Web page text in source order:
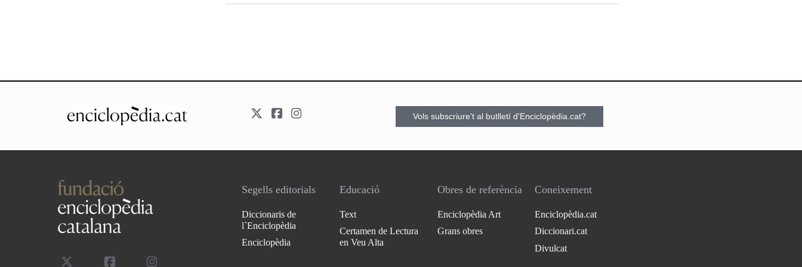
Vols subscriure't al butlletí d'Enciclopèdia.cat?
Segells editorials
Diccionaris de
l`Enciclopèdia
Enciclopèdia
Educació
Text
Certamen de Lectura
en Veu Alta
Obres de referència
Enciclopèdia Art
Grans obres
Coneixement
Enciclopèdia.cat
Diccionari.cat
Divulcat